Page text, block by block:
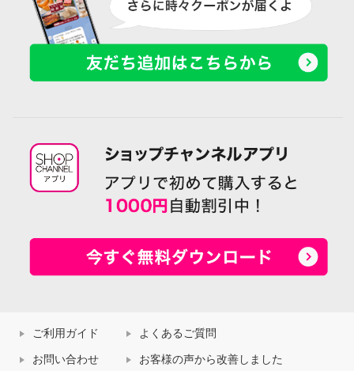
ご利用ガイド よくあるご質問
お問い合わせ お客様の声から改善しました